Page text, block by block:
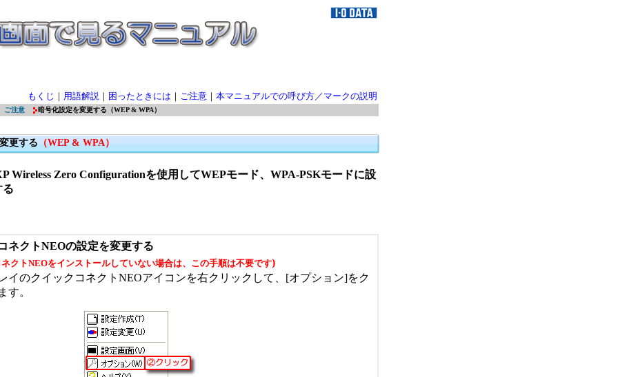
もくじ ｜ 用語解説 ｜ 困ったときには ｜ ご注意 ｜ 本マニュアルでの呼び方／マークの説明
ご注意 暗号化設定を変更する（WEP & WPA）
更する （WEP & WPA）
Wireless Zero Configurationを使用してWEPモード、WPA-PSKモードに設
る
ネクトNEOの設定を変更する
クトNEOをインストールしていない場合は、この手順は不要です)
イのクイックコネクトNEOアイコンを右クリックして、[オプション]をク
す。